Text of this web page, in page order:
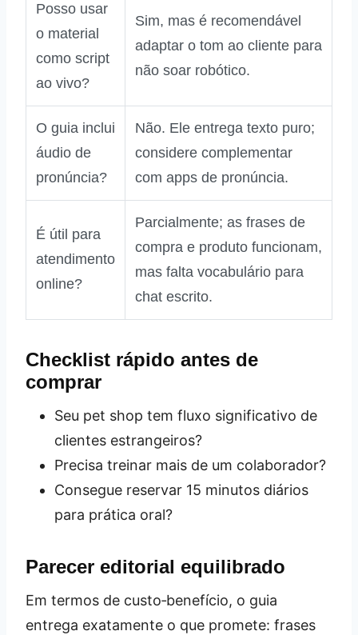
Posso usar
o material
como script
ao vivo?
Sim, mas é recomendável
adaptar o tom ao cliente para
não soar robótico.
O guia inclui
áudio de
pronúncia?
Não. Ele entrega texto puro;
considere complementar
com apps de pronúncia.
É útil para
atendimento
online?
Parcialmente; as frases de
compra e produto funcionam,
mas falta vocabulário para
chat escrito.
Checklist rápido antes de
comprar
Seu pet shop tem fluxo significativo de
clientes estrangeiros?
Precisa treinar mais de um colaborador?
Consegue reservar 15 minutos diários
para prática oral?
Parecer editorial equilibrado
Em termos de custo‑benefício, o guia
entrega exatamente o que promete: frases